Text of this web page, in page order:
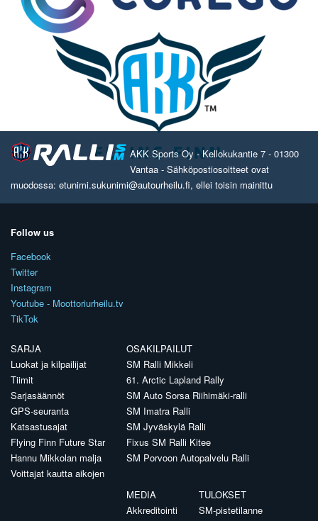
AKK Sports Oy - Kellokukantie 7 - 01300
Vantaa - Sähköpostiosoitteet ovat
muodossa: etunimi.sukunimi@autourheilu.fi, ellei toisin mainittu
Follow us
Facebook
Twitter
Instagram
Youtube - Moottoriurheilu.tv
TikTok
SARJA
Luokat ja kilpailijat
Tiimit
Sarjasäännöt
GPS-seuranta
Katsastusajat
Flying Finn Future Star
Hannu Mikkolan malja
Voittajat kautta aikojen
OSAKILPAILUT
SM Ralli Mikkeli
61. Arctic Lapland Rally
SM Auto Sorsa Riihimäki-ralli
SM Imatra Ralli
SM Jyväskylä Ralli
Fixus SM Ralli Kitee
SM Porvoon Autopalvelu Ralli
MEDIA
Akkreditointi
TULOKSET
SM-pistetilanne